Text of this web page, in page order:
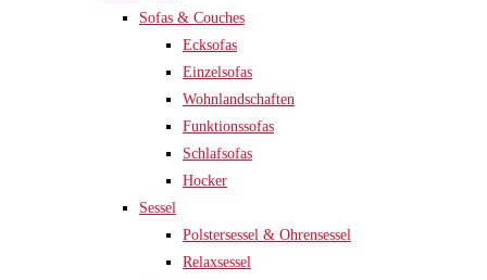
Sofas & Couches
Ecksofas
Einzelsofas
Wohnlandschaften
Funktionssofas
Schlafsofas
Hocker
Sessel
Polstersessel & Ohrensessel
Relaxsessel